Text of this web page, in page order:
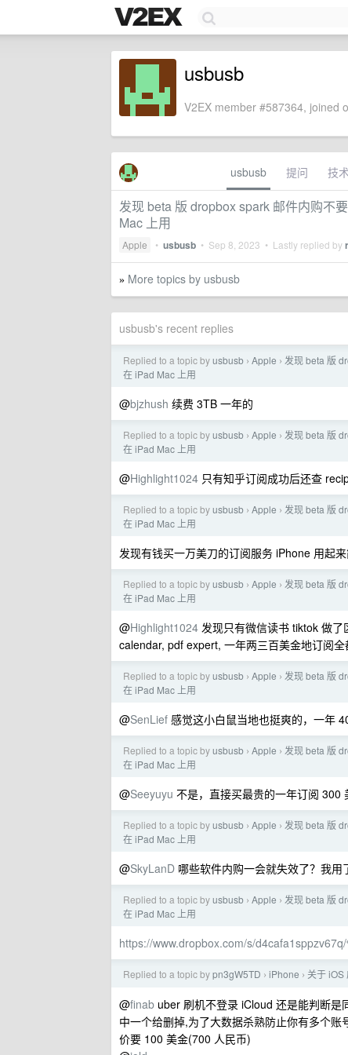
usbusb
V2EX member #587364, joined
usbusb 提问 技
发现 beta 版 dropbox spark 邮件内购不
Mac 上用
Apple • usbusb • Sep 8, 2023 • Lastly replied by
» More topics by usbusb
usbusb's recent replies
Replied to a topic byusbusb › Apple › 发现 beta 版
在 iPad Mac 上用
@bjzhush 续费 3TB 一年的
Replied to a topic byusbusb › Apple › 发现 beta 版
在 iPad Mac 上用
@Highlight1024 只有知乎订阅成功后还查
Replied to a topic byusbusb › Apple › 发现 beta 版
在 iPad Mac 上用
发现有钱买一万美刀的订阅服务 iPhone 用起
Replied to a topic byusbusb › Apple › 发现 beta 版
在 iPad Mac 上用
@Highlight1024 发现只有微信读书 tiktok 做
calendar, pdf expert, 一年两三百美金地订阅全
Replied to a topic byusbusb › Apple › 发现 beta 版
在 iPad Mac 上用
@SenLief 感觉这小白鼠当地也挺爽的，一年
Replied to a topic byusbusb › Apple › 发现 beta 版
在 iPad Mac 上用
@Seeyuyu 不是，直接买最贵的一年订阅 300
Replied to a topic byusbusb › Apple › 发现 beta 版
在 iPad Mac 上用
@SkyLanD 哪些软件内购一会就失效了？我用
Replied to a topic byusbusb › Apple › 发现 beta 版
在 iPad Mac 上用
https://www.dropbox.com/s/
Replied to a topic bypn3gW5TD › iPhone › 关于 iOS
@finab uber 刷机不登录 iCloud 还是能判断
中一个给删掉,为了大数据杀熟防止你有多个
价要 100 美金(700 人民币)